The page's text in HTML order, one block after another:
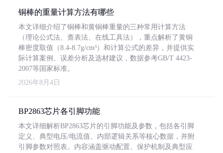
铜棒的重量计算方法有哪些
本文详细介绍了铜棒和黄铜棒重量的三种常用计算方法
（理论公式法、查表法、在线工具法），重点解析了黄铜
棒密度取值（8.4-8.7g/cm³）和计算公式的差异，并提供实
际计算案例、误差分析及选材建议，数据参考GB/T 4423-
2007等国家标准。
2026年8月4日
BP2863芯片各引脚功能
本文详细解析BP2863芯片的引脚功能及参数，包括各引脚
定义、典型电压/电流值、内部逻辑关系等核心数据，并附
引脚参数对照表。内容涵盖驱动配置、保护机制及典型应